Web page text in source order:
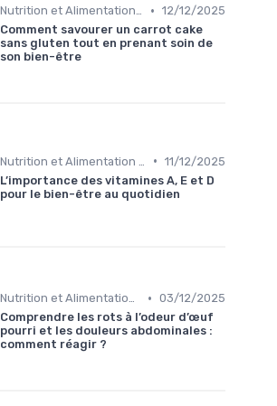
Nutrition et Alimentation Saine • 12/12/2025
Comment savourer un carrot cake
sans gluten tout en prenant soin de
son bien-être
• 11/12/2025
L’importance des vitamines A, E et D
pour le bien-être au quotidien
Nutrition et Alimentation Saine • 03/12/2025
Comprendre les rots à l’odeur d’œuf
pourri et les douleurs abdominales :
comment réagir ?